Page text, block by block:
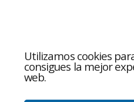
Utilizamos cookies
consigues la mejor
web.